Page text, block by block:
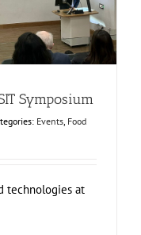
Symposium
Events, Food
technologies at